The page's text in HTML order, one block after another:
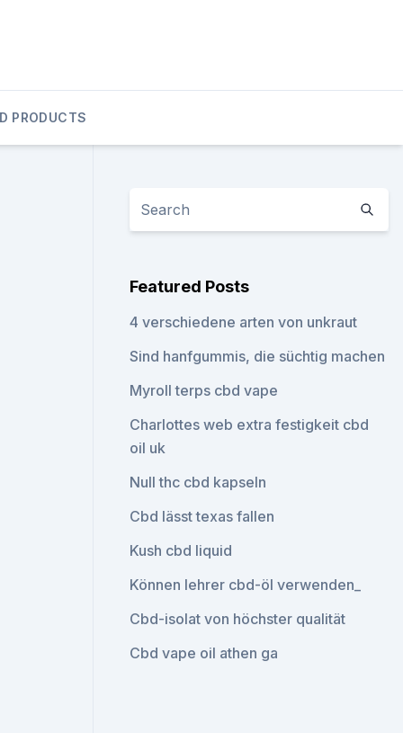
PRODUCTS
Featured Posts
4 verschiedene arten von unkraut
Sind hanfgummis, die süchtig machen
Myroll terps cbd vape
Charlottes web extra festigkeit cbd
oil uk
Null thc cbd kapseln
Cbd lässt texas fallen
Kush cbd liquid
Können lehrer cbd-öl verwenden_
Cbd-isolat von höchster qualität
Cbd vape oil athen ga